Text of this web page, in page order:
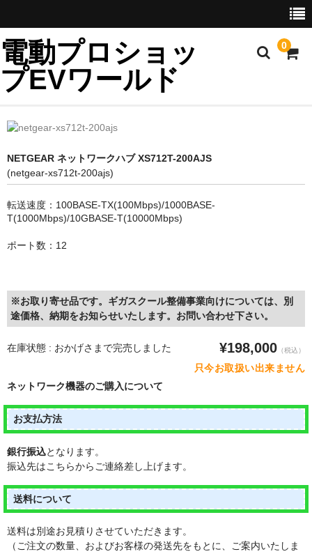
電動プロショッ
プEVワールド
0
ホーム
製品一覧
輸入車
発電機
ネットワーク機器
お問い合わせ / お見積もり
NETGEAR ネットワークハブ XS712T-200AJS
(netgear-xs712t-200ajs)
転送速度：100BASE-TX(100Mbps)/1000BASE-
T(1000Mbps)/10GBASE-T(10000Mbps)
ポート数：12
※お取り寄せ品です。ギガスクール整備事業向けについては、別
途価格、納期をお知らせいたします。お問い合わせ下さい。
在庫状態 : おかげさまで完売しました ¥198,000 （税込）
只今お取扱い出来ません
ネットワーク機器のご購入について
お支払方法
銀行振込となります。
振込先はこちらからご連絡差し上げます。
送料について
送料は別途お見積りさせていただきます。
（ご注文の数量、およびお客様の発送先をもとに、ご案内いたしま